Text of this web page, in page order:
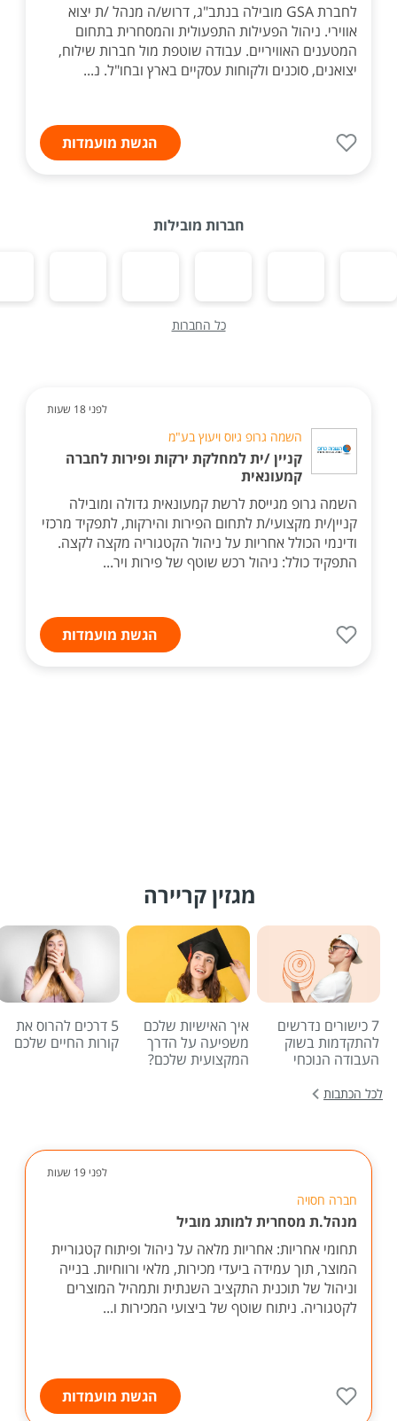
לחברת GSA מובילה בנתב"ג, דרוש/ה מנהל /ת יצוא
אווירי. ניהול הפעילות התפעולית והמסחרית בתחום
המטענים האוויריים. עבודה שוטפת מול חברות שילוח,
יצואנים, סוכנים ולקוחות עסקיים בארץ ובחו"ל. נ...
הגשת מועמדות
חברות מובילות
כל החברות
לפני 18 שעות
השמה גרופ גיוס ויעוץ בע"מ
קניין /ית למחלקת ירקות ופירות לחברה
קמעונאית
השמה גרופ מגייסת לרשת קמעונאית גדולה ומובילה
קניין/ית מקצועי/ת לתחום הפירות והירקות, לתפקיד מרכזי
ודינמי הכולל אחריות על ניהול הקטגוריה מקצה לקצה.
התפקיד כולל: ניהול רכש שוטף של פירות ויר...
הגשת מועמדות
מגזין קריירה
7 כישורים נדרשים
להתקדמות בשוק
העבודה הנוכחי
איך האישיות שלכם
משפיעה על הדרך
המקצועית שלכם?
5 דרכים להרוס את
קורות החיים שלכם
לכל הכתבות
לפני 19 שעות
חברה חסויה
מנהל.ת מסחרית למותג מוביל
תחומי אחריות: אחריות מלאה על ניהול ופיתוח קטגוריית
המוצר, תוך עמידה ביעדי מכירות, מלאי ורווחיות. בנייה
וניהול של תוכנית התקציב השנתית ותמהיל המוצרים
לקטגוריה. ניתוח שוטף של ביצועי המכירות ו...
הגשת מועמדות